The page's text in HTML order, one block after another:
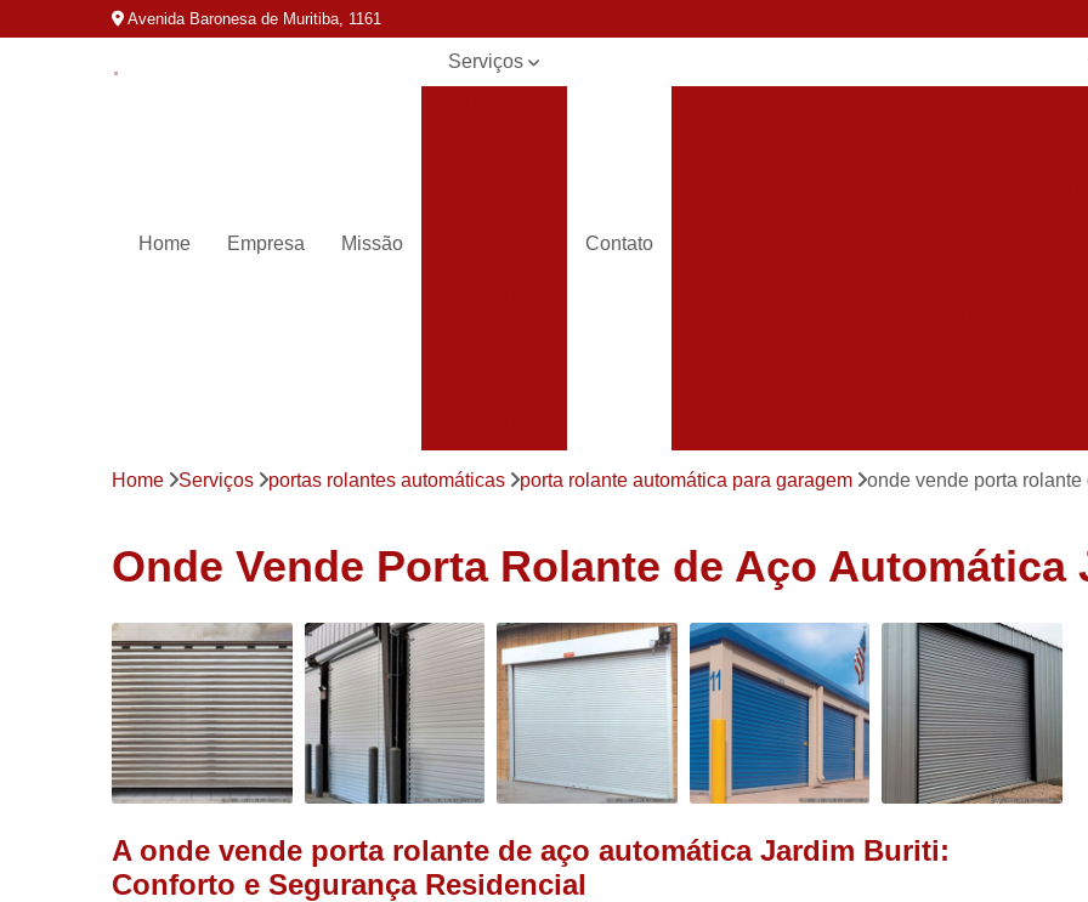
Avenida Baronesa de Muritiba, 1161
Home Empresa Missão
Serviços
Portas
Portas rolo
automáticas
Portões
automáticos
Portões de
aço
Contato
Portão de Correr
Porta Aço Automática Loja
Porta
Porta Automática para Loja
Porta
Porta Comercial
Porta
Porta Comercial de Enrolar
Porta
Porta de Enrolar Comercial
Porta de Ferro Comercial
Porta de
Porta de Aço Automatizada
Porta
Home Serviços portas rolantes automáticas porta rolante automática para garagem onde vende porta
Onde Vende Porta Rolante de Aço
A onde vende porta rolante de aço automática Jardim Buriti:
Conforto e Segurança Residencial